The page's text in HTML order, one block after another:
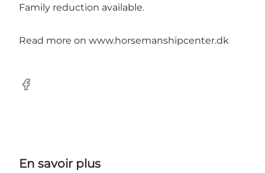
Family reduction available.
Read more on www.horsemanshipcenter.dk
Facebook
En savoir plus